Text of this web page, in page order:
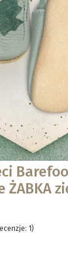
1)